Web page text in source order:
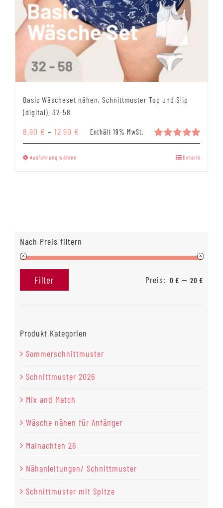
Basic Wäscheset nähen, Schnittmuster Top und Slip
(digital), 32-58
Bewertet
5.00
8,90 € – 12,90 € Preisspanne:
8,90 €
Enthält 19% MwSt.
Ausführung wählen
Optionen
können
Details
Nach Preis filtern
Filter Preis: 0 € — 20 €
Produkt Kategorien
Sommerschnittmuster
Schnittmuster 2026
Mix and Match
Wäsche nähen für Anfänger
Mainachten 26
Nähanleitungen/ Schnittmuster
Schnittmuster mit Spitze